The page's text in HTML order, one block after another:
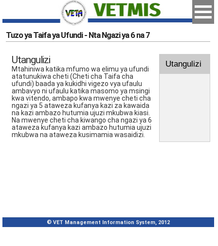
Tuzo ya Taifa ya Ufundi - Nta Ngazi ya 6 na 7
Utangulizi
Mtahiniwa katika mfumo wa elimu ya ufundi
atatunukiwa cheti (Cheti cha Taifa cha
ufundi) baada ya kukidhi vigezo vya ufaulu
ambavyo ni ufaulu katika masomo ya msingi
kwa vitendo, ambapo kwa mwenye cheti cha
ngazi ya 5 ataweza kufanya kazi za kawaida
na kazi ambazo hutumia ujuzi mkubwa kiasi.
Na mwenye cheti cha kiwango cha ngazi ya 6
ataweza kufanya kazi ambazo hutumia ujuzi
mkubwa na ataweza kusimamia wasaidizi.
Utangulizi
© VET Management Information System, 2012